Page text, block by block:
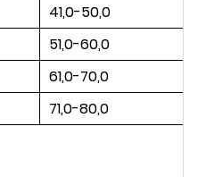
41,0-50,0
51,0-60,0
61,0-70,0
71,0-80,0